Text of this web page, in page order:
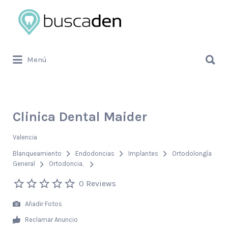
Buscar
por:
Menú
por:
Clinica Dental Maider
Valencia
Blanqueamiento Endodoncias Implantes
Ortodolongía
General
Ortodoncia
0 Reviews
Añadir Fotos
Reclamar Anuncio